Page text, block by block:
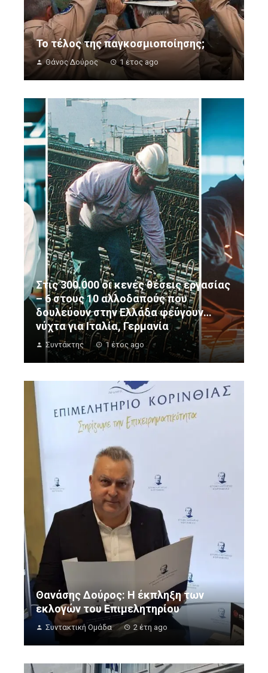
Το τέλος της παγκοσμιοποίησης;
Θάνος Δούρος 1 έτος ago
Στις 300.000 οι κενές θέσεις εργασίας
– 6 στους 10 αλλοδαπούς που
δουλεύουν στην Ελλάδα φεύγουν…
νύχτα για Ιταλία, Γερμανία
Συντάκτης 1 έτος ago
Θανάσης Δούρος: Η έκπληξη των
εκλογών του Επιμελητηρίου
Συντακτική Ομάδα 2 έτη ago